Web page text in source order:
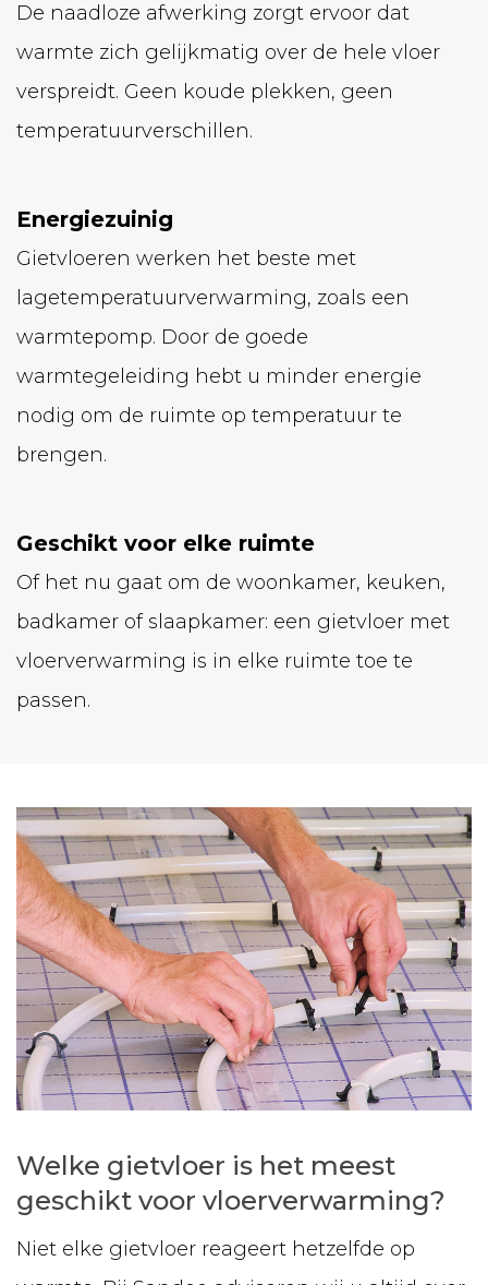
De naadloze afwerking zorgt ervoor dat
warmte zich gelijkmatig over de hele vloer
verspreidt. Geen koude plekken, geen
temperatuurverschillen.
Energiezuinig
Gietvloeren werken het beste met
lagetemperatuurverwarming, zoals een
warmtepomp. Door de goede
warmtegeleiding hebt u minder energie
nodig om de ruimte op temperatuur te
brengen.
Geschikt voor elke ruimte
Of het nu gaat om de woonkamer, keuken,
badkamer of slaapkamer: een gietvloer met
vloerverwarming is in elke ruimte toe te
passen.
Welke gietvloer is het meest
geschikt voor vloerverwarming?
Niet elke gietvloer reageert hetzelfde op